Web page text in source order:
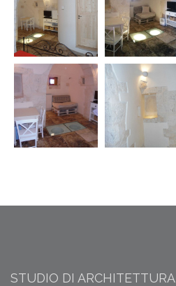
STUDIO DI ARCHITETTURA